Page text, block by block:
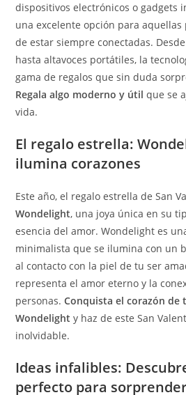
dispositivos electrónicos o gadgets
una excelente opción para
de estar siempre conectadas.
hasta altavoces portátiles, la
gama de regalos que sin duda
Regala algo moderno y útil que se
vida.
El regalo estrella:
ilumina corazones
Este año, el regalo estrella de San
Wondelight, una joya única en su
esencia del amor. Wondelight es
minimalista que se ilumina con un
al contacto con la piel de tu ser
representa el amor eterno y la
personas.Conquista el corazón de
Wondelight y haz de este San
inolvidable.
Ideas infalibles:
perfecto para